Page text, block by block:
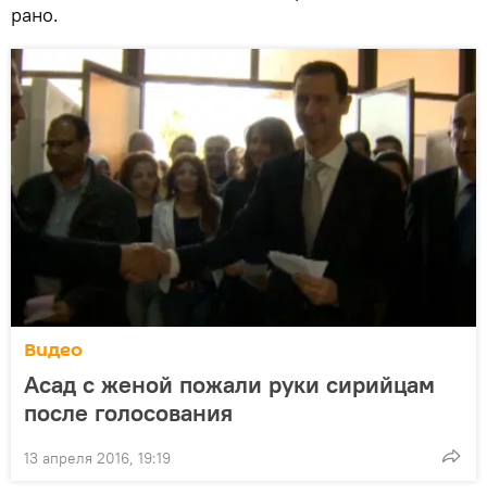
рано.
Видео
Асад с женой пожали руки сирийцам
после голосования
13 апреля 2016, 19:19